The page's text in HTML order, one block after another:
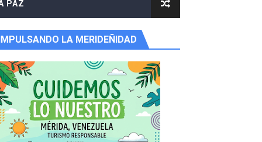
PAZ
IMPULSANDO LA MERIDEÑIDAD